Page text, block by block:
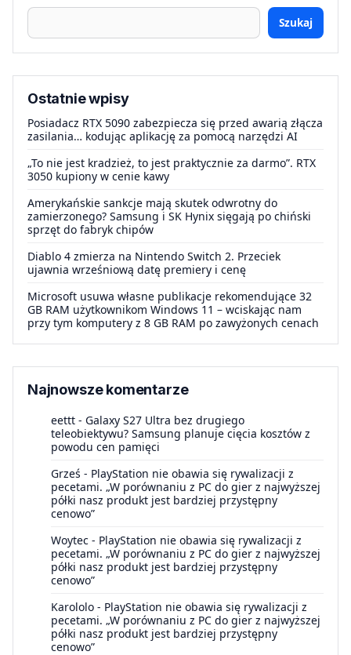
Szukaj
Ostatnie wpisy
Posiadacz RTX 5090 zabezpiecza się przed awarią złącza
zasilania… kodując aplikację za pomocą narzędzi AI
„To nie jest kradzież, to jest praktycznie za darmo”. RTX
3050 kupiony w cenie kawy
Amerykańskie sankcje mają skutek odwrotny do
zamierzonego? Samsung i SK Hynix sięgają po chiński
sprzęt do fabryk chipów
Diablo 4 zmierza na Nintendo Switch 2. Przeciek
ujawnia wrześniową datę premiery i cenę
Microsoft usuwa własne publikacje rekomendujące 32
GB RAM użytkownikom Windows 11 – wciskając nam
przy tym komputery z 8 GB RAM po zawyżonych cenach
Najnowsze komentarze
eettt - Galaxy S27 Ultra bez drugiego
teleobiektywu? Samsung planuje cięcia kosztów z
powodu cen pamięci
Grześ - PlayStation nie obawia się rywalizacji z
pecetami. „W porównaniu z PC do gier z najwyższej
półki nasz produkt jest bardziej przystępny
cenowo”
Woytec - PlayStation nie obawia się rywalizacji z
pecetami. „W porównaniu z PC do gier z najwyższej
półki nasz produkt jest bardziej przystępny
cenowo”
Karololo - PlayStation nie obawia się rywalizacji z
pecetami. „W porównaniu z PC do gier z najwyższej
półki nasz produkt jest bardziej przystępny
cenowo”